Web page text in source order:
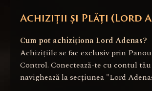
Achiziții și Plăți (Lord
Cum pot achiziționa Lord Adenas?
Achizițiile se fac exclusiv prin
Control. Conectează-te cu contul
navighează la secțiunea "Lord